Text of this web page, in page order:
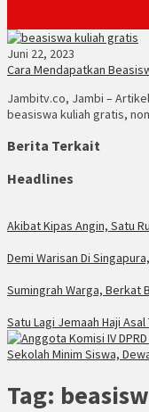
Juni 22, 2023
Cara Mendapatkan
Jambitv.co, Jambi –
beasiswa kuliah gratis,
Berita Terkait
Headlines
Akibat Kipas Angin, Satu
Demi Warisan Di
Sumingrah Warga, Berkat
Satu Lagi Jemaah Haji
Sekolah Minim Siswa,
Tag: